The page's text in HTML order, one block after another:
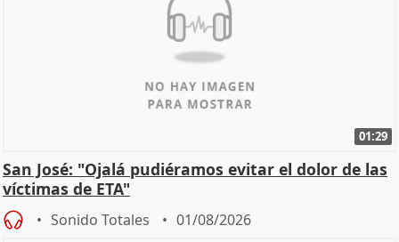
01:29
San José: "Ojalá pudiéramos evitar el dolor de las
víctimas de ETA"
Sonido Totales 01/08/2026